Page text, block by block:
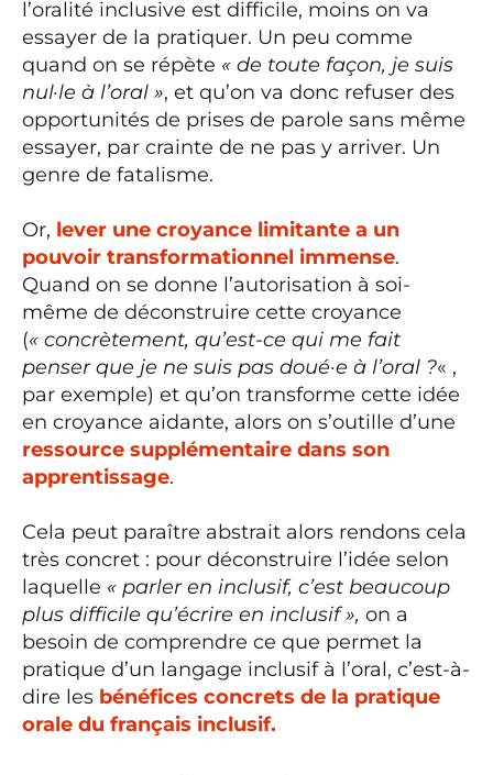
l’oralité inclusive est difficile, moins on va
essayer de la pratiquer. Un peu comme
quand on se répète « de toute façon, je suis
nul·le à l’oral », et qu’on va donc refuser des
opportunités de prises de parole sans même
essayer, par crainte de ne pas y arriver. Un
genre de fatalisme.
Or, lever une croyance limitante a un
pouvoir transformationnel immense.
Quand on se donne l’autorisation à soi-
même de déconstruire cette croyance
(« concrètement, qu’est-ce qui me fait
penser que je ne suis pas doué·e à l’oral ?« ,
par exemple) et qu’on transforme cette idée
en croyance aidante, alors on s’outille d’une
ressource supplémentaire dans son
apprentissage.
Cela peut paraître abstrait alors rendons cela
très concret : pour déconstruire l’idée selon
laquelle « parler en inclusif, c’est beaucoup
plus difficile qu’écrire en inclusif », on a
besoin de comprendre ce que permet la
pratique d’un langage inclusif à l’oral, c’est-à-
dire les bénéfices concrets de la pratique
orale du français inclusif.